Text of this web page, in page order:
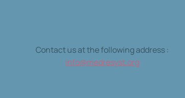
Contact us at the following address :
info@medresyst.org